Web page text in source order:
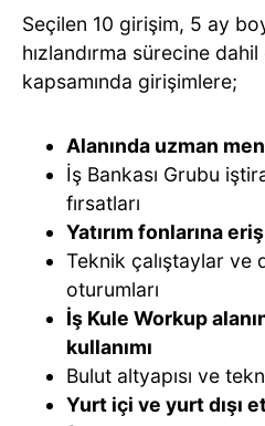
Seçilen 10 girişim, 5 ay
hızlandırma sürecine
kapsamında girişimlere;
Alanında uzman
İş Bankası Grubu
fırsatları
Yatırım fonlarına
Teknik çalıştaylar ve
oturumları
İş Kule Workup
kullanımı
Bulut altyapısı ve
Yurt içi ve yurt dışı